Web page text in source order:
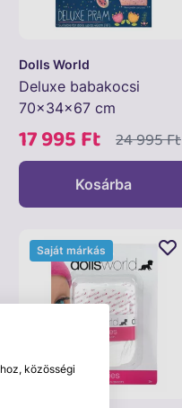
Dolls World
Deluxe babakocsi
70x34x67 cm
17 995 Ft 24 995 Ft
Kosárba
Saját márkás
közösségi